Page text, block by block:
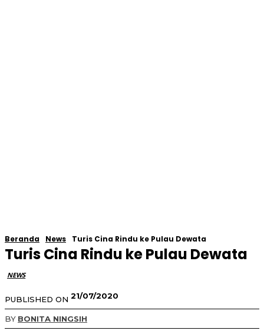
Beranda News Turis Cina Rindu ke Pulau Dewata
Turis Cina Rindu ke Pulau Dewata
NEWS
PUBLISHED ON 21/07/2020
BY BONITA NINGSIH